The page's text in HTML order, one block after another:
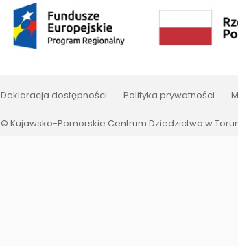
Deklaracja dostępności Polityka prywatności
© Kujawsko-Pomorskie Centrum Dziedzictwa w